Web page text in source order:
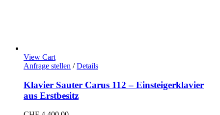
View Cart
Anfrage stellen / Details
Klavier Sauter Carus 112 – Einsteigerklavier
aus Erstbesitz